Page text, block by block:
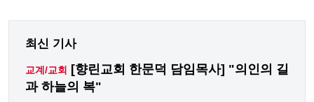
최신 기사
교계/교회 [향린교회 한문덕 담임목사] "의인의 길
과 하늘의 복"